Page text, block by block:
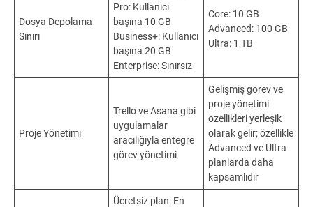
Dosya Depolama
Sınırı
Pro: Kullanıcı
başına 10 GB
Business+: Kullanıcı
başına 20 GB
Enterprise: Sınırsız
Core: 10 GB
Advanced: 100 GB
Ultra: 1 TB
Proje Yönetimi
Trello ve Asana gibi
uygulamalar
aracılığıyla entegre
görev yönetimi
Gelişmiş görev ve
proje yönetimi
özellikleri yerleşik
olarak gelir; özellikle
Advanced ve Ultra
planlarda daha
kapsamlıdır
Ücretsiz plan: En